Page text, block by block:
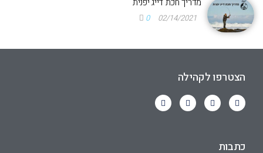
02/14/2021
0
הצטרפו לקהילה
כתבות